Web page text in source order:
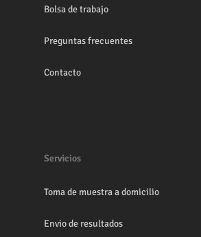
Bolsa de trabajo
Preguntas frecuentes
Contacto
Servicios
Toma de muestra a domicilio
Envio de resultados